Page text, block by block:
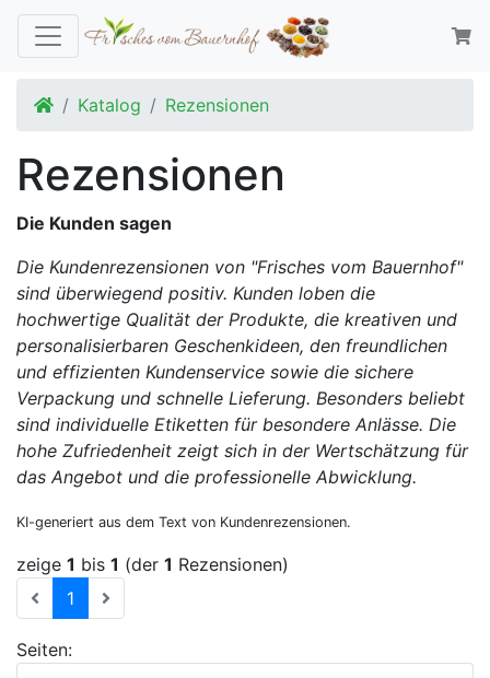
Startseite
Katalog Rezensionen
Rezensionen
Die Kunden sagen
Die Kundenrezensionen von "Frisches vom Bauernhof"
sind überwiegend positiv. Kunden loben die
hochwertige Qualität der Produkte, die kreativen und
personalisierbaren Geschenkideen, den freundlichen
und effizienten Kundenservice sowie die sichere
Verpackung und schnelle Lieferung. Besonders beliebt
sind individuelle Etiketten für besondere Anlässe. Die
hohe Zufriedenheit zeigt sich in der Wertschätzung für
das Angebot und die professionelle Abwicklung.
KI-generiert aus dem Text von Kundenrezensionen.
zeige 1 bis 1 (der 1 Rezensionen)
1 (current)
Seiten: